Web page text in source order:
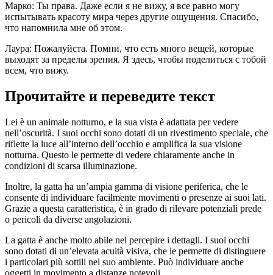
Марко: Ты права. Даже если я не вижу, я все равно могу
испытывать красоту мира через другие ощущения. Спасибо,
что напомнила мне об этом.
Лаура: Пожалуйста. Помни, что есть много вещей, которые
выходят за пределы зрения. Я здесь, чтобы поделиться с тобой
всем, что вижу.
Прочитайте и переведите текст
Lei è un animale notturno, e la sua vista è adattata per vedere
nell’oscurità. I suoi occhi sono dotati di un rivestimento speciale, che
riflette la luce all’interno dell’occhio e amplifica la sua visione
notturna. Questo le permette di vedere chiaramente anche in
condizioni di scarsa illuminazione.
Inoltre, la gatta ha un’ampia gamma di visione periferica, che le
consente di individuare facilmente movimenti o presenze ai suoi lati.
Grazie a questa caratteristica, è in grado di rilevare potenziali prede
o pericoli da diverse angolazioni.
La gatta è anche molto abile nel percepire i dettagli. I suoi occhi
sono dotati di un’elevata acuità visiva, che le permette di distinguere
i particolari più sottili nel suo ambiente. Può individuare anche
oggetti in movimento a distanze notevoli.